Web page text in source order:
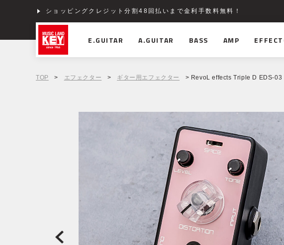
ショッピングクレジット分割48回払いまで金利手数料無料！
E.GUITAR A.GUITAR BASS AMP
TOP > エフェクター > ギター用エフェクター > RevoL effects Triple D EDS-03